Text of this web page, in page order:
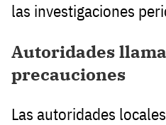
las investigaciones
Autoridades
precauciones
Las autoridades